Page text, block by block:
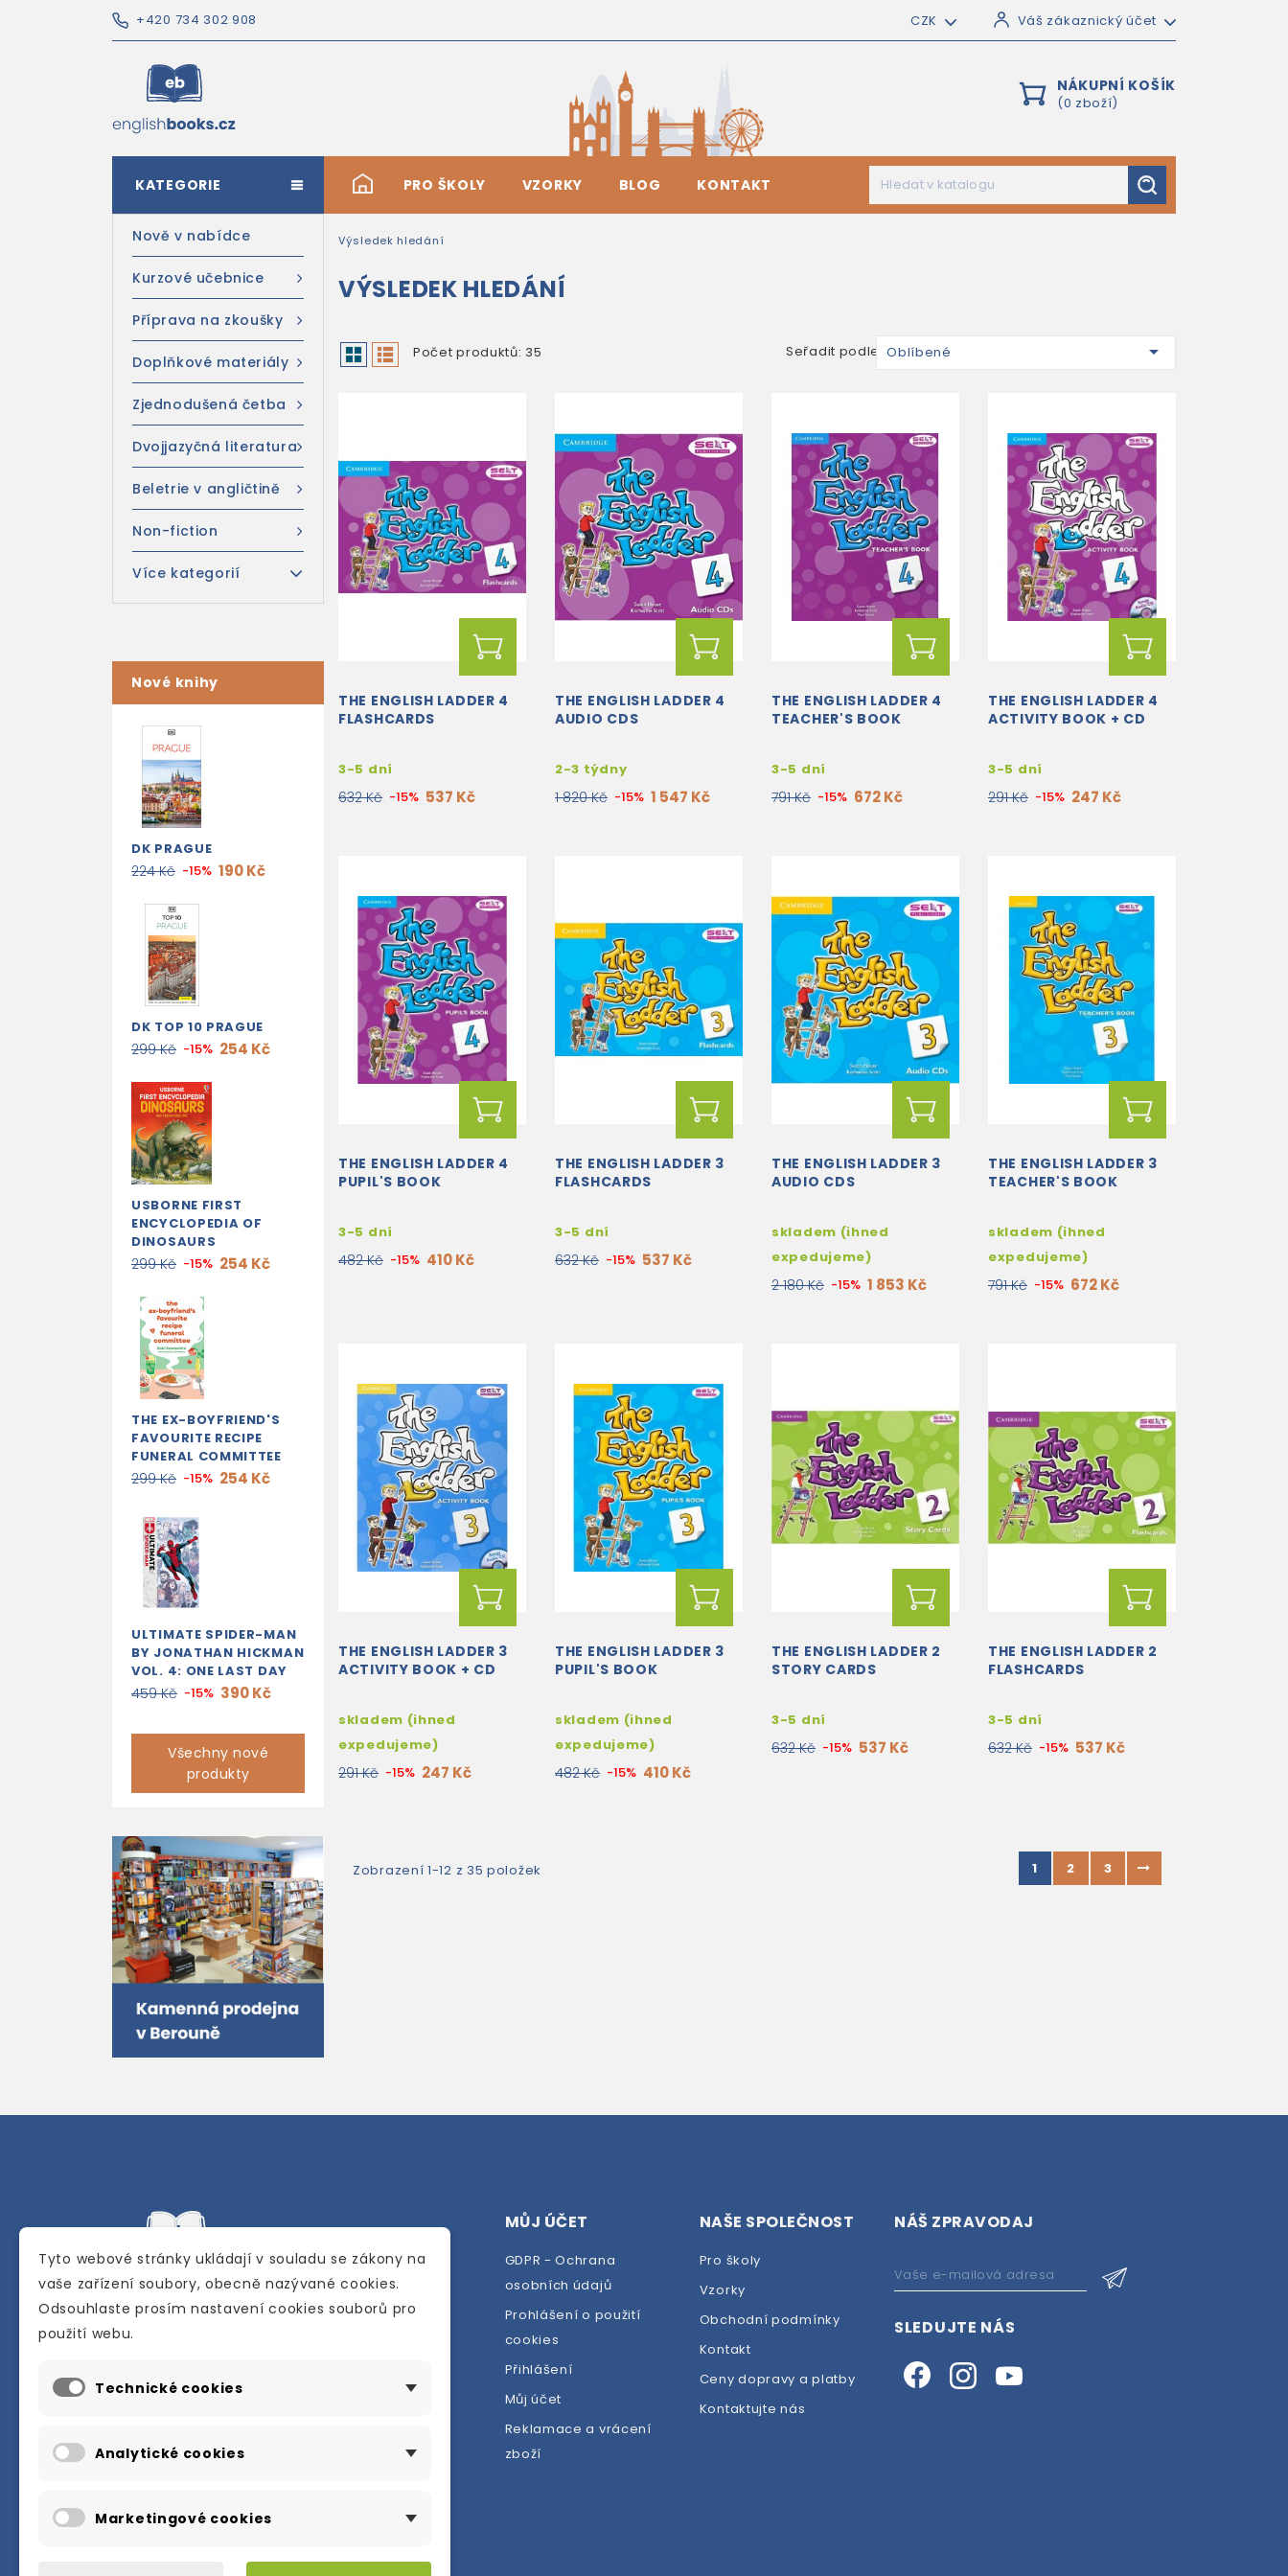
+420 734 302 908 CZK Váš zákaznický účet
NÁKUPNÍ KOŠÍK
(0 zboží)
# PRO ŠKOLY VZORKY BLOG KONTAKT
KATEGORIE
Nově v nabídce
Kurzové učebnice
Příprava na zkoušky
Doplňkové materiály
Zjednodušená četba
Dvojjazyčná literatura
Beletrie v angličtině
Non-fiction
Více kategorií
Nové knihy
DK PRAGUE
224 Kč -15% 190 Kč
DK TOP 10 PRAGUE
299 Kč -15% 254 Kč
USBORNE FIRST
ENCYCLOPEDIA OF
DINOSAURS
299 Kč -15% 254 Kč
THE EX-BOYFRIEND'S
FAVOURITE RECIPE
FUNERAL COMMITTEE
299 Kč -15% 254 Kč
ULTIMATE SPIDER-MAN
BY JONATHAN HICKMAN
VOL. 4: ONE LAST DAY
459 Kč -15% 390 Kč
Všechny nové
produkty
Výsledek hledání
VÝSLEDEK HLEDÁNÍ
Počet produktů: 35 Seřadit podle: Oblíbené 
THE ENGLISH LADDER 4
FLASHCARDS
3-5 dní
632 Kč -15% 537 Kč
THE ENGLISH LADDER 4
AUDIO CDS
2-3 týdny
1 820 Kč -15% 1 547 Kč
THE ENGLISH LADDER 4
TEACHER'S BOOK
3-5 dní
791 Kč -15% 672 Kč
THE ENGLISH LADDER 4
ACTIVITY BOOK + CD
3-5 dní
291 Kč -15% 247 Kč
THE ENGLISH LADDER 4
PUPIL'S BOOK
3-5 dní
482 Kč -15% 410 Kč
THE ENGLISH LADDER 3
FLASHCARDS
3-5 dní
632 Kč -15% 537 Kč
THE ENGLISH LADDER 3
AUDIO CDS
skladem (ihned
expedujeme)
2 180 Kč -15% 1 853 Kč
THE ENGLISH LADDER 3
TEACHER'S BOOK
skladem (ihned
expedujeme)
791 Kč -15% 672 Kč
THE ENGLISH LADDER 3
ACTIVITY BOOK + CD
skladem (ihned
expedujeme)
291 Kč -15% 247 Kč
THE ENGLISH LADDER 3
PUPIL'S BOOK
skladem (ihned
expedujeme)
482 Kč -15% 410 Kč
THE ENGLISH LADDER 2
STORY CARDS
3-5 dní
632 Kč -15% 537 Kč
THE ENGLISH LADDER 2
FLASHCARDS
3-5 dní
632 Kč -15% 537 Kč
Zobrazení 1-12 z 35 položek 1 2 3
Internetové a kamenné knihkupectví se
anglického jazyka.
Karly Machové 48 Beroun 266 01
info@englishbooks.cz
MŮJ ÚČET
GDPR - Ochrana
osobních údajů
Prohlášení o použití
cookies
Přihlášení
Můj účet
Reklamace a vrácení
zboží
NAŠE SPOLEČNOST
Pro školy
Vzorky
Obchodní podmínky
Kontakt
Ceny dopravy a platby
Kontaktujte nás
NÁŠ ZPRAVODAJ
SLEDUJTE NÁS
Tyto webové stránky ukládají v souladu se zákony na
vaše zařízení soubory, obecně nazývané cookies.
Odsouhlaste prosím nastavení cookies souborů pro
použití webu.
Technické cookies
Analytické cookies
Marketingové cookies